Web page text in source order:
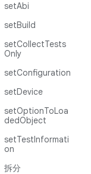
setAbi
setBuild
setCollectTests
Only
setConfiguration
setDevice
setOptionToLoa
dedObject
setTestInformati
on
拆分